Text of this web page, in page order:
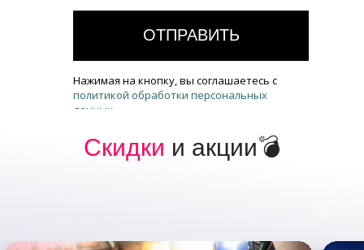
ОТПРАВИТЬ
Нажимая на кнопку, вы соглашаетесь с
политикой обработки персональных
данных
Скидки и акции💣